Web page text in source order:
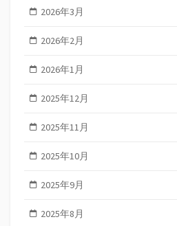
2026年3月
2026年2月
2026年1月
2025年12月
2025年11月
2025年10月
2025年9月
2025年8月